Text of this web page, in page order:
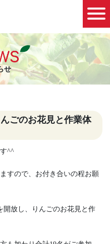
せ
ごのお花見と作業体
^^
すので、お付き合いの程お願
開放し、りんごのお花見と作